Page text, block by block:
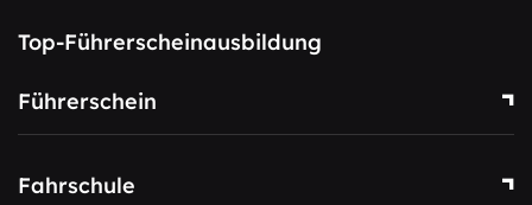
Top-Führerscheinausbildung
Führerschein
Fahrschule